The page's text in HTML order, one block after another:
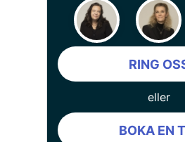
RING
eller
BOKA EN